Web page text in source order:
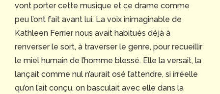
vont porter cette musique et ce drame comme
peu l’ont fait avant lui. La voix inimaginable de
Kathleen Ferrier nous avait habitués déjà à
renverser le sort, à traverser le genre, pour recueillir
le miel humain de l’homme blessé. Elle la versait, la
lançait comme nul n’aurait osé l’attendre, si irréelle
qu’on l’ait conçu, on basculait avec elle dans la